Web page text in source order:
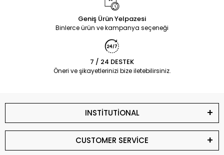
Geniş Ürün Yelpazesi
Binlerce ürün ve kampanya seçeneği
7 / 24 DESTEK
Öneri ve şikayetlerinizi bize iletebilirsiniz.
INSTİTUTİONAL
CUSTOMER SERVİCE